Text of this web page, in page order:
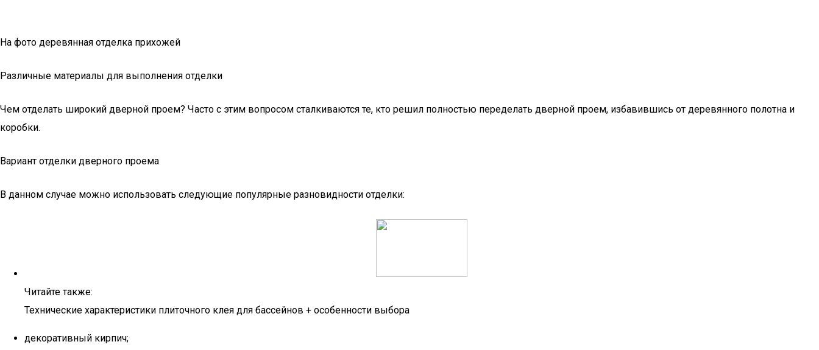
На фото деревянная отделка прихожей
Различные материалы для выполнения отделки
Чем отделать широкий дверной проем? Часто с этим вопросом сталкиваются те, кто решил полностью переделать дверной проем, избавившись от деревянного полотна и
коробки.
Вариант отделки дверного проема
В данном случае можно использовать следующие популярные разновидности отделки:
Читайте также:
Технические характеристики плиточного клея для бассейнов + особенности выбора
декоративный кирпич;